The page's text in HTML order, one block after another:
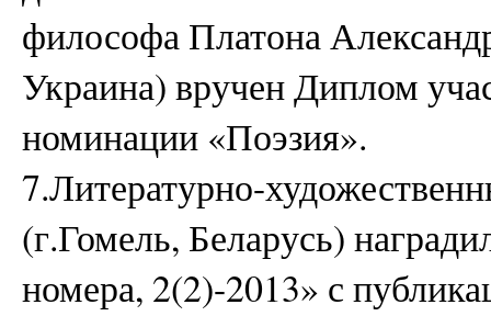
философа Платона
Украина) вручен Диплом
номинации «Поэзия».
7.Литературно-
(г.Гомель, Беларусь)
номера, 2(2)-2013» с